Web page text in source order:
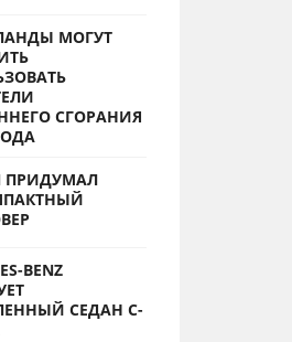
МОГУТ
СГОРАНИЯ
ПРИДУМАЛ
BENZ
СЕДАН С-